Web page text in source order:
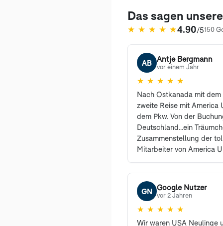
Das sagen
★ ★ ★ ★ ★4.90/5150
(öffnet in neuem Tab)
AB Antje Bergmann
vor einem Jahr
★ ★ ★ ★ ★
Nach Ostkanada mit
zweite Reise mit America
dem Pkw. Von der
Deutschland...ein
Zusammenstellung der
Mitarbeiter von America
sehr freundlich
den Profis waren
können und werden
weiterempfehlen. Auch
begeistert und sind es
GN Google Nutzer
vor 2 Jahren
★ ★ ★ ★ ★
Wir waren USA Neulinge